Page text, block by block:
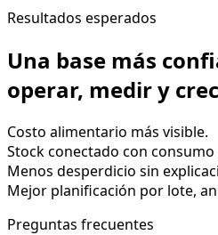
Resultados esperados
Una base más
operar, medir y
Costo alimentario más visible.
Stock conectado con consumo
Menos desperdicio sin
Mejor planificación por lote,
Preguntas frecuentes